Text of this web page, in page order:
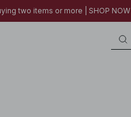
two items or more | SHOP NOW